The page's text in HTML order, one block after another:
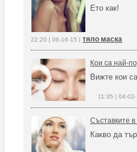
Ето как!
22:20 | 06-16-15 | тяло маска
Кои са най-
Вижте кои
11:35 | 04-
Съставките
Какво да